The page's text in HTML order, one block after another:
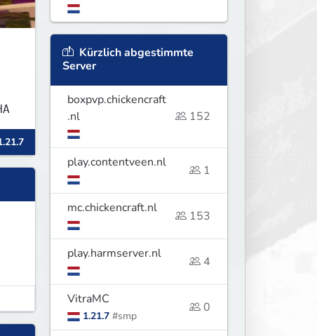
Kürzlich abgestimmte
Server
boxpvp.chickencraft
.nl
152
play.contentveen.nl
1
mc.chickencraft.nl
153
play.harmserver.nl
4
VitraMC
1.21.7 #smp
0